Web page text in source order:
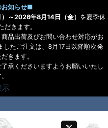
知らせ■
～2026年8月14日（金） を夏季休
だきます。
品出荷及びお問い合わせ対応がお
たご注文は、8月17日以降順次発
きます。
承くださいますようお願いいたし
示